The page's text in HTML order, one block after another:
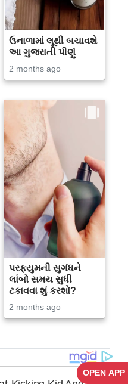
OPEN APP
ઉનાળામાં લૂથી બચાવશે
આ ગુજરાતી પીણું
2 months ago
પરફ્યુમની સુગંધને
લાંબો સમય સુધી
ટકાવવા શું કરશો?
2 months ago